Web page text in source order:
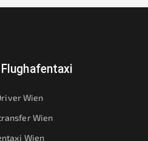
Wien
Wien
Wien